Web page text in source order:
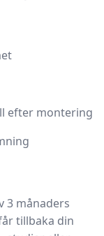
efter montering
3 månaders
tillbaka din